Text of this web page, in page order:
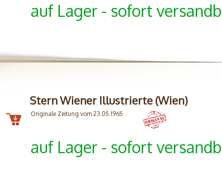
auf Lager - sofort
Stern Wiener Illustrierte (Wien)
Originale Zeitung vom 23.05.1965
auf Lager - sofort